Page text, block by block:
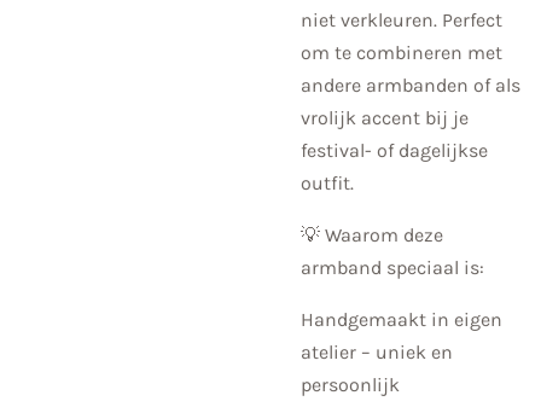
niet verkleuren. Perfect
om te combineren met
andere armbanden of als
vrolijk accent bij je
festival- of dagelijkse
outfit.
💡 Waarom deze
armband speciaal is:
Handgemaakt in eigen
atelier – uniek en
persoonlijk